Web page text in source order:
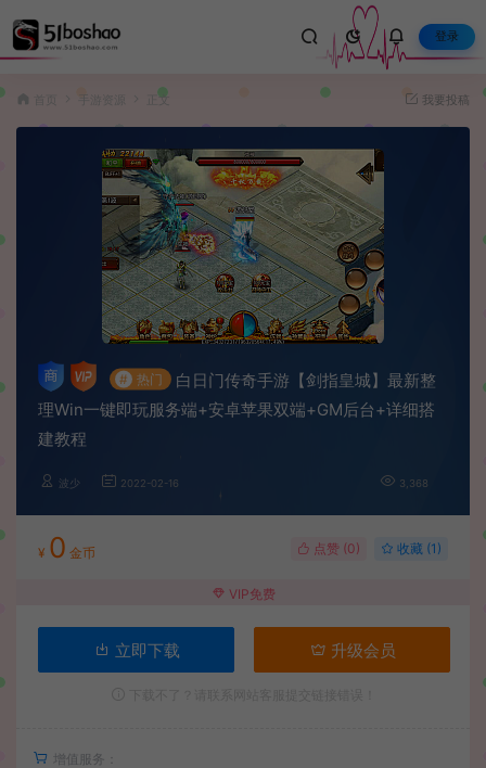
登录
手游资源 正文 我要投稿
# 热门
白日门传奇手游【剑指皇城】最新整
理Win一键即玩服务端+安卓苹果双端+GM后台+详细搭
建教程
波少 2022-02-16 3,368
¥ 0 金币 点赞 (0) 收藏 (1)
VIP免费
立即下载 升级会员
增值服务：